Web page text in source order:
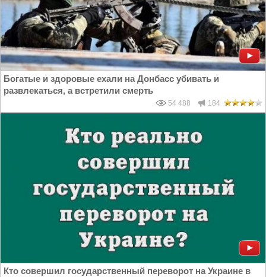
Богатые и здоровые ехали на Донбасс убивать и
развлекаться, а встретили смерть
54 488 184
Кто совершил государственный переворот на Украине в